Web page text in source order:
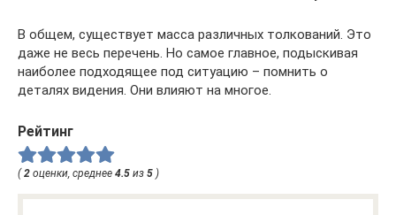
В общем, существует масса различных толкований. Это
даже не весь перечень. Но самое главное, подыскивая
наиболее подходящее под ситуацию – помнить о
деталях видения. Они влияют на многое.
Рейтинг
(2 оценки, среднее 4.5 из 5 )